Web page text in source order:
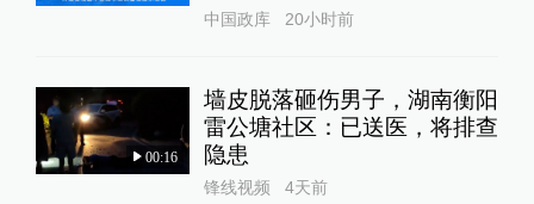
中国政库 20小时前
00:16
墙皮脱落砸伤男子，湖南衡阳
雷公塘社区：已送医，将排查
隐患
锋线视频 4天前